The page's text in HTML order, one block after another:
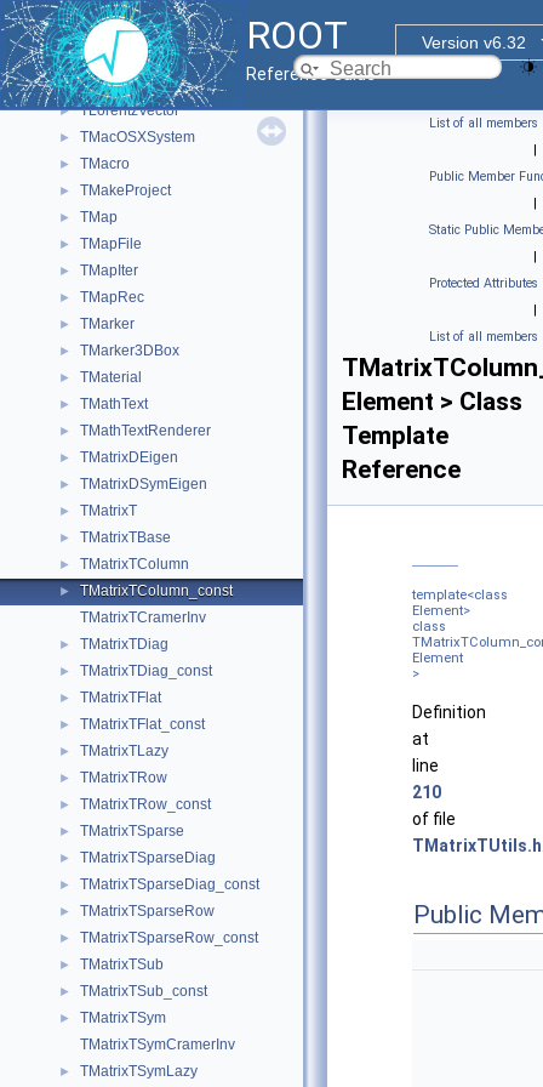
ROOT
Version v6.32
Reference Guide
► TLockGuard
► TLockPath
► TLockPathGuard
► TLorentzRotation
► TLorentzVector
► TMacOSXSystem
► TMacro
► TMakeProject
► TMap
► TMapFile
► TMapIter
► TMapRec
► TMarker
► TMarker3DBox
► TMaterial
► TMathText
► TMathTextRenderer
► TMatrixDEigen
► TMatrixDSymEigen
► TMatrixT
► TMatrixTBase
► TMatrixTColumn
►
TMatrixTColumn_const
TMatrixTCramerInv
► TMatrixTDiag
► TMatrixTDiag_const
► TMatrixTFlat
► TMatrixTFlat_const
► TMatrixTLazy
► TMatrixTRow
► TMatrixTRow_const
► TMatrixTSparse
► TMatrixTSparseDiag
► TMatrixTSparseDiag_const
► TMatrixTSparseRow
► TMatrixTSparseRow_const
► TMatrixTSub
► TMatrixTSub_const
►
TMatrixTSym
TMatrixTSymCramerInv
► TMatrixTSymLazy
List of all members
|
Public Member
|
Static Public
|
Protected Attributes
|
List of all members
Element > Class
Template
Reference
template<class
Element>
class
Element
>
Definition
at
line
210
of file
TMatrixTUtils.h
Public